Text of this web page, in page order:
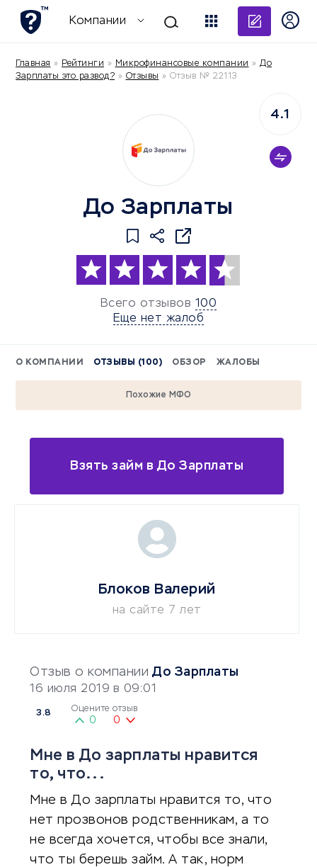
Компании
Главная » Рейтинги » Микрофинансовые компании » До
Зарплаты это развод? » Отзывы » Отзыв № 22113
До Зарплаты
Всего отзывов 100
Еще нет жалоб
4.1
О КОМПАНИИ ОТЗЫВЫ (100) ОБЗОР ЖАЛОБЫ
Похожие МФО
Взять займ в До Зарплаты
Отзыв о компании До Зарплаты
16 июля 2019 в 09:01
3.8 Оцените отзыв
0 0
Мне в До зарплаты нравится
то, что...
Мне в До зарплаты нравится то, что
нет прозвонов родственникам, а то
не всегда хочется, чтобы все знали,
что ты берешь займ. А так, норм
Блоков Валерий
на сайте 7 лет